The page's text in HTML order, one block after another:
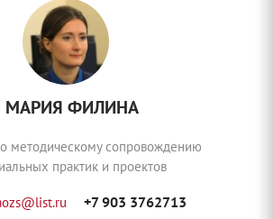
МАРИЯ ФИЛИНА
методическому сопровождению
практик и проектов
+7 903 3762713